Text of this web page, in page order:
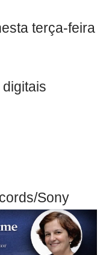
terça-feira
Sony